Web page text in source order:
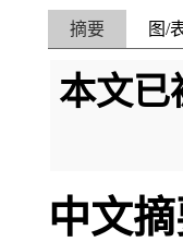
摘要 图/
本文已
中文